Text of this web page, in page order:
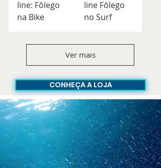
line: Fôlego
na Bike
line Fôlego
no Surf
Ver mais
CONHEÇA A LOJA